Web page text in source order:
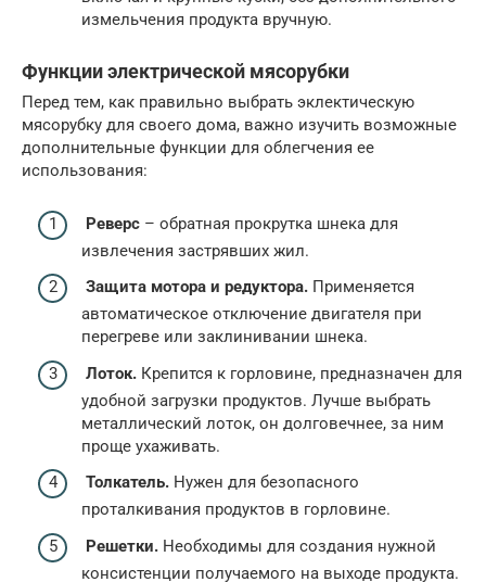
измельчения продукта вручную.
Функции электрической мясорубки
Перед тем, как правильно выбрать эклектическую
мясорубку для своего дома, важно изучить возможные
дополнительные функции для облегчения ее
использования:
Реверс – обратная прокрутка шнека для
извлечения застрявших жил.
Защита мотора и редуктора. Применяется
автоматическое отключение двигателя при
перегреве или заклинивании шнека.
Лоток. Крепится к горловине, предназначен для
удобной загрузки продуктов. Лучше выбрать
металлический лоток, он долговечнее, за ним
проще ухаживать.
Толкатель. Нужен для безопасного
проталкивания продуктов в горловине.
Решетки. Необходимы для создания нужной
консистенции получаемого на выходе продукта.